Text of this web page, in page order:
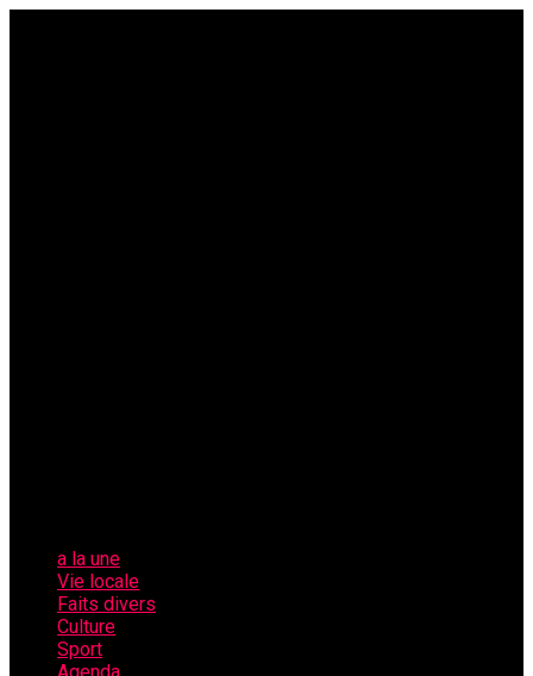
a la une
Vie locale
Faits divers
Culture
Sport